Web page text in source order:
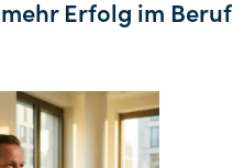
Erfolg im Beruf